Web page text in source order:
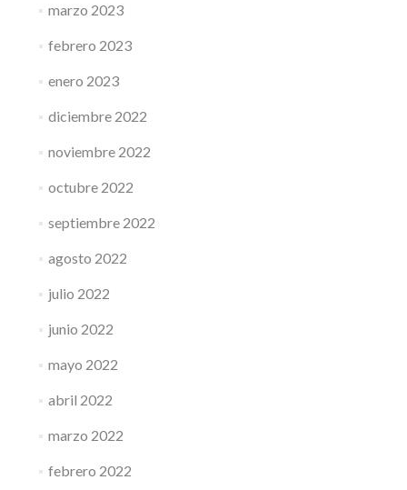
marzo 2023
febrero 2023
enero 2023
diciembre 2022
noviembre 2022
octubre 2022
septiembre 2022
agosto 2022
julio 2022
junio 2022
mayo 2022
abril 2022
marzo 2022
febrero 2022